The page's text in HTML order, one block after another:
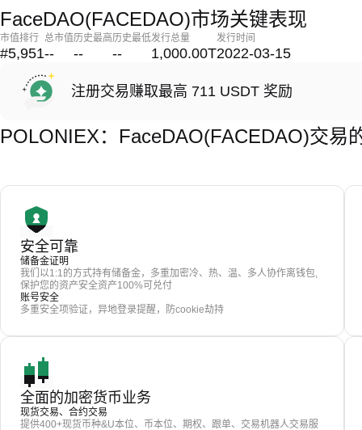
FaceDAO(FACEDAO)市场关键表现
市值排行
#5,951
总市值
--
历史最高
--
历史最低
--
发行总量
1,000.00T
发行时间
2022-03-15
注册交易赚取最高 711 USDT 奖励
POLONIEX：FaceDAO(FACEDAO)交易
安全可靠
储备金证明
我们以1:1的方式持有储备金，多重加密冷、热、温、多人协作离钱包,
保护您的资产安全资产100%可兑付
账号安全
多重安全项验证，异地登录提醒，防cookie劫持
全面的加密货币业务
现货交易、合约交易
提供400+现货币种&U本位、币本位、期权、跟单、交易机器人交易服